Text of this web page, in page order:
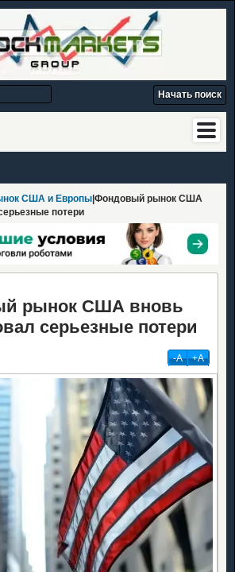
США и Европы |Фондовый рынок США
потери
рынок США вновь
серьезные потери
-А +А